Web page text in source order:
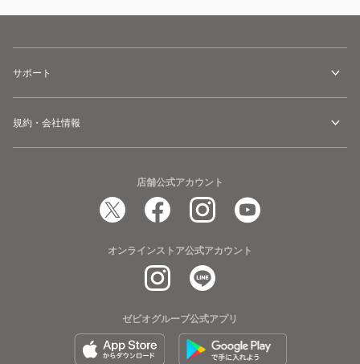
サポート
規約・会社情報
店舗公式アカウント
オンラインストア公式アカウント
ゼビオグループ公式アプリ